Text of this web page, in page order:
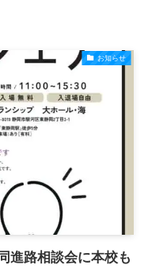
お知らせ
進路相談会に本校も